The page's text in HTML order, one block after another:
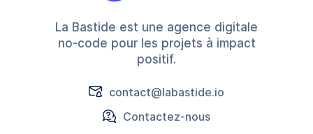
La Bastide est une agence digitale
no-code pour les projets à impact
positif.
contact@labastide.io
Contactez-nous